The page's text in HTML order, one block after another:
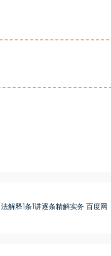
解释1条1讲逐条精解实务 百度网